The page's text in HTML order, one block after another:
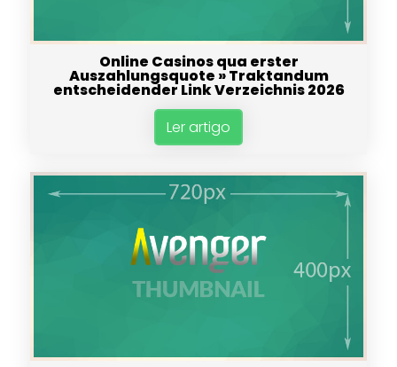
Online Casinos qua erster
Auszahlungsquote » Traktandum
entscheidender Link Verzeichnis 2026
Ler artigo